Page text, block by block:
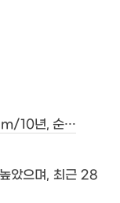
해수면 통계 (평균·편차: cm, 추세: cm/10년, 순위: 1993~2021년 중 상위, 평년: 1993~2020년)
았으며, 최근 28